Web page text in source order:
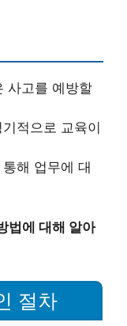
사고를 예방할
적으로 교육이
해 업무에 대
법에 대해 알아
절차